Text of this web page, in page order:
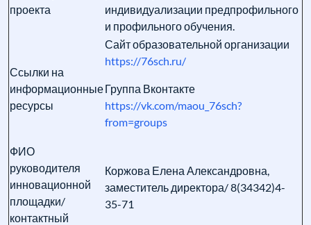
проекта
индивидуализации предпрофильного
и профильного обучения.
Ссылки на
информационные
ресурсы
Сайт образовательной организации
https://76sch.ru/
Группа Вконтакте
https://vk.com/maou_76sch?
from=groups
ФИО
руководителя
инновационной
площадки/
контактный
Коржова Елена Александровна,
заместитель директора/ 8(34342)4-
35-71